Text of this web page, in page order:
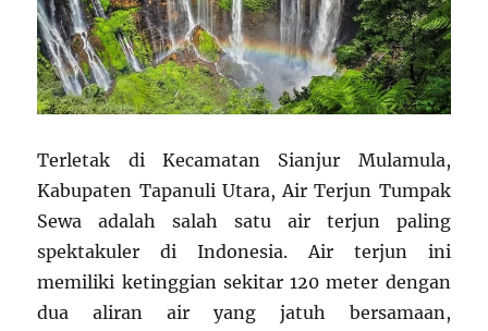
Terletak di Kecamatan Sianjur Mulamula,
Kabupaten Tapanuli Utara, Air Terjun Tumpak
Sewa adalah salah satu air terjun paling
spektakuler di Indonesia. Air terjun ini
memiliki ketinggian sekitar 120 meter dengan
dua aliran air yang jatuh bersamaan,